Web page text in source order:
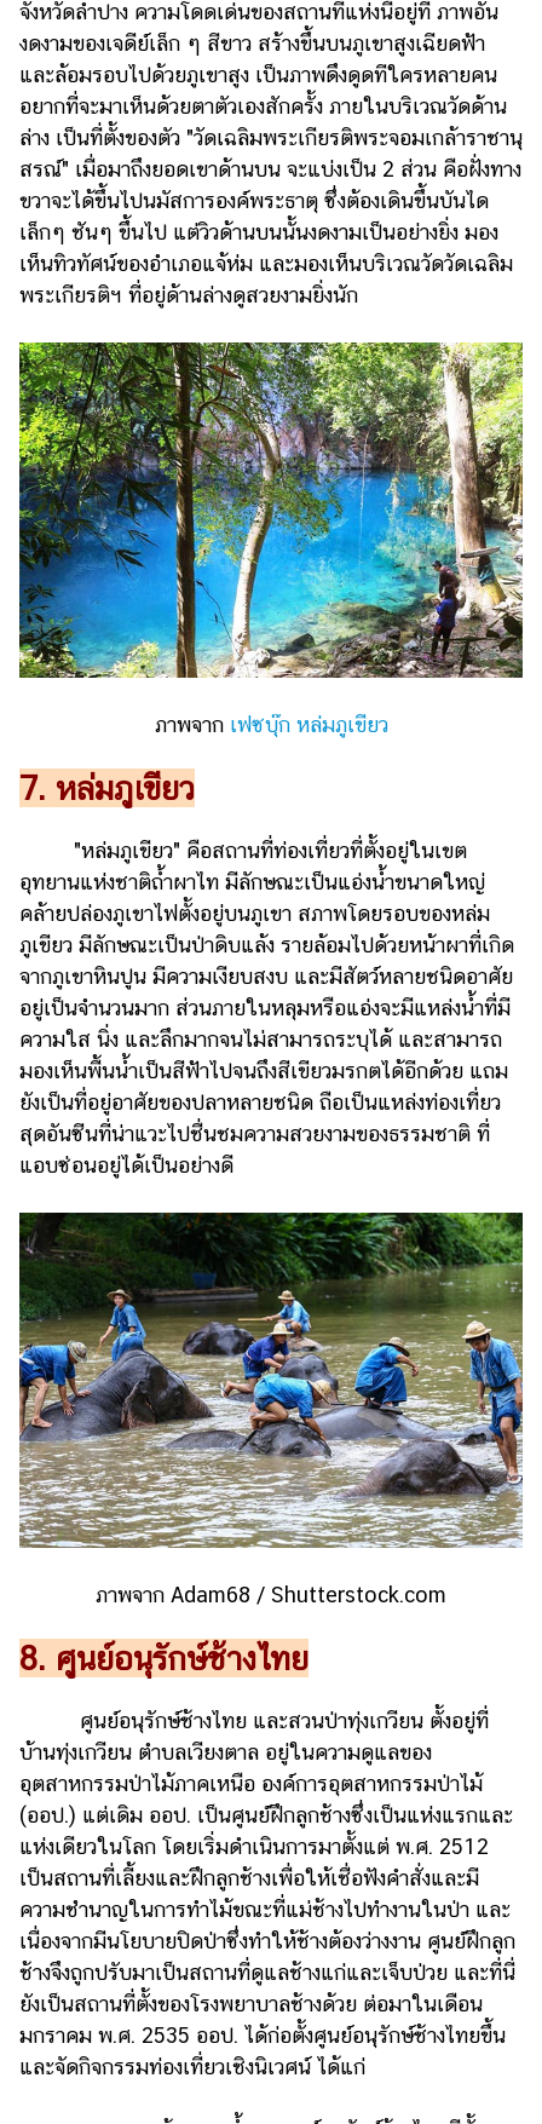
จังหวัดลำปาง ความโดดเด่นของสถานที่แห่งนี้อยู่ที่ ภาพอัน
งดงามของเจดีย์เล็ก ๆ สีขาว สร้างขึ้นบนภูเขาสูงเฉียดฟ้า
และล้อมรอบไปด้วยภูเขาสูง เป็นภาพดึงดูดทีใครหลายคน
อยากที่จะมาเห็นด้วยตาตัวเองสักครั้ง ภายในบริเวณวัดด้าน
ล่าง เป็นที่ตั้งของตัว "วัดเฉลิมพระเกียรติพระจอมเกล้าราชานุ
สรณ์" เมื่อมาถึงยอดเขาด้านบน จะแบ่งเป็น 2 ส่วน คือฝั่งทาง
ขวาจะได้ขึ้นไปนมัสการองค์พระธาตุ ซึ่งต้องเดินขึ้นบันได
เล็กๆ ชันๆ ขึ้นไป แต่วิวด้านบนนั้นงดงามเป็นอย่างยิ่ง มอง
เห็นทิวทัศน์ของอำเภอแจ้ห่ม และมองเห็นบริเวณวัดวัดเฉลิม
พระเกียรติฯ ที่อยู่ด้านล่างดูสวยงามยิ่งนัก
ภาพจาก เฟซบุ๊ก หล่มภูเขียว
7. หล่มภูเขียว
"หล่มภูเขียว" คือสถานที่ท่องเที่ยวที่ตั้งอยู่ในเขต
อุทยานแห่งชาติถ้ำผาไท มีลักษณะเป็นแอ่งน้ำขนาดใหญ่
คล้ายปล่องภูเขาไฟตั้งอยู่บนภูเขา สภาพโดยรอบของหล่ม
ภูเขียว มีลักษณะเป็นป่าดิบแล้ง รายล้อมไปด้วยหน้าผาที่เกิด
จากภูเขาหินปูน มีความเงียบสงบ และมีสัตว์หลายชนิดอาศัย
อยู่เป็นจำนวนมาก ส่วนภายในหลุมหรือแอ่งจะมีแหล่งน้ำที่มี
ความใส นิ่ง และลึกมากจนไม่สามารถระบุได้ และสามารถ
มองเห็นพื้นน้ำเป็นสีฟ้าไปจนถึงสีเขียวมรกตได้อีกด้วย แถม
ยังเป็นที่อยู่อาศัยของปลาหลายชนิด ถือเป็นแหล่งท่องเที่ยว
สุดอันซีนที่น่าแวะไปชื่นชมความสวยงามของธรรมชาติ ที่
แอบซ่อนอยู่ได้เป็นอย่างดี
ภาพจาก Adam68 / Shutterstock.com
8. ศูนย์อนุรักษ์ช้างไทย
ศูนย์อนุรักษ์ช้างไทย และสวนป่าทุ่งเกวียน ตั้งอยู่ที่
บ้านทุ่งเกวียน ตำบลเวียงตาล อยู่ในความดูแลของ
อุตสาหกรรมป่าไม้ภาคเหนือ องค์การอุตสาหกรรมป่าไม้
(ออป.) แต่เดิม ออป. เป็นศูนย์ฝึกลูกช้างซึ่งเป็นแห่งแรกและ
แห่งเดียวในโลก โดยเริ่มดำเนินการมาตั้งแต่ พ.ศ. 2512
เป็นสถานที่เลี้ยงและฝึกลูกช้างเพื่อให้เชื่อฟังคำสั่งและมี
ความชำนาญในการทำไม้ขณะที่แม่ช้างไปทำงานในป่า และ
เนื่องจากมีนโยบายปิดป่าซึ่งทำให้ช้างต้องว่างงาน ศูนย์ฝึกลูก
ช้างจึงถูกปรับมาเป็นสถานที่ดูแลช้างแก่และเจ็บป่วย และที่นี่
ยังเป็นสถานที่ตั้งของโรงพยาบาลช้างด้วย ต่อมาในเดือน
มกราคม พ.ศ. 2535 ออป. ได้ก่อตั้งศูนย์อนุรักษ์ช้างไทยขึ้น
และจัดกิจกรรมท่องเที่ยวเชิงนิเวศน์ ได้แก่